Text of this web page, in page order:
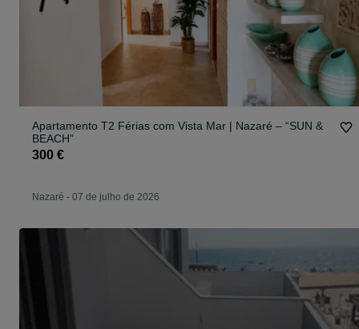
Apartamento T2 Férias com Vista Mar | Nazaré – “SUN &
BEACH”
300 €
Nazaré - 07 de julho de 2026